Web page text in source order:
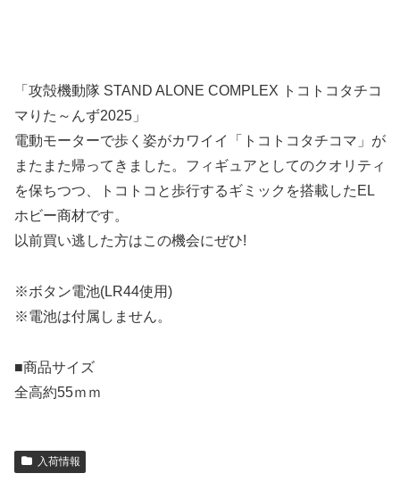
「攻殻機動隊 STAND ALONE COMPLEX トコトコタチコ
マりた～んず2025」
電動モーターで歩く姿がカワイイ「トコトコタチコマ」が
またまた帰ってきました。フィギュアとしてのクオリティ
を保ちつつ、トコトコと歩行するギミックを搭載したEL
ホビー商材です。
以前買い逃した方はこの機会にぜひ!
※ボタン電池(LR44使用)
※電池は付属しません。
■商品サイズ
全高約55ｍｍ
入荷情報